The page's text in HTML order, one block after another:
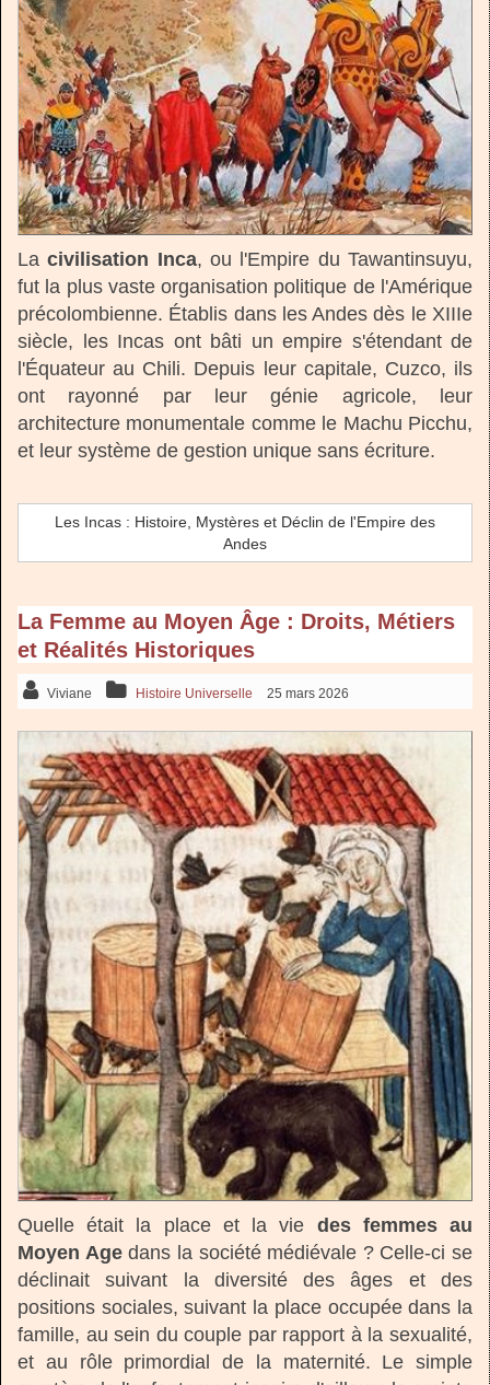
Lacivilisation Inca, ou l'Empire du Tawantinsuyu,
fut la plus vaste organisation politique de l'Amérique
précolombienne. Établis dans les Andes dès le XIIIe
siècle, les Incas ont bâti un empire s'étendant de
l'Équateur au Chili. Depuis leur capitale, Cuzco, ils
ont rayonné par leur génie agricole, leur
architecture monumentale comme le Machu Picchu,
et leur système de gestion unique sans écriture.
Les Incas : Histoire, Mystères et Déclin de l'Empire des
Andes
La Femme au Moyen Âge : Droits, Métiers
et Réalités Historiques
Viviane Histoire Universelle 25 mars 2026
Quelle était la place et la vie des femmes au
Moyen Agedans la société médiévale ? Celle-ci se
déclinait suivant la diversité des âges et des
positions sociales, suivant la place occupée dans la
famille, au sein du couple par rapport à la sexualité,
et au rôle primordial de la maternité. Le simple